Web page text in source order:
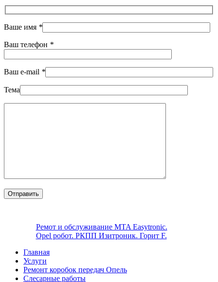
Ваше имя *
Ваш телефон *
Ваш e-mail *
Тема
Ремот и обслуживание MTA Easytronic.
Opel робот. РКПП Изитроник. Горит F.
Главная
Услуги
Ремонт коробок передач Опель
Слесарные работы